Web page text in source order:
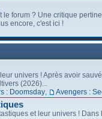
le forum ? Une critique
encore, c'est ici !
univers ! Après avoir
(2026)...
: Doomsday Avengers :
et leur univers ! Dans